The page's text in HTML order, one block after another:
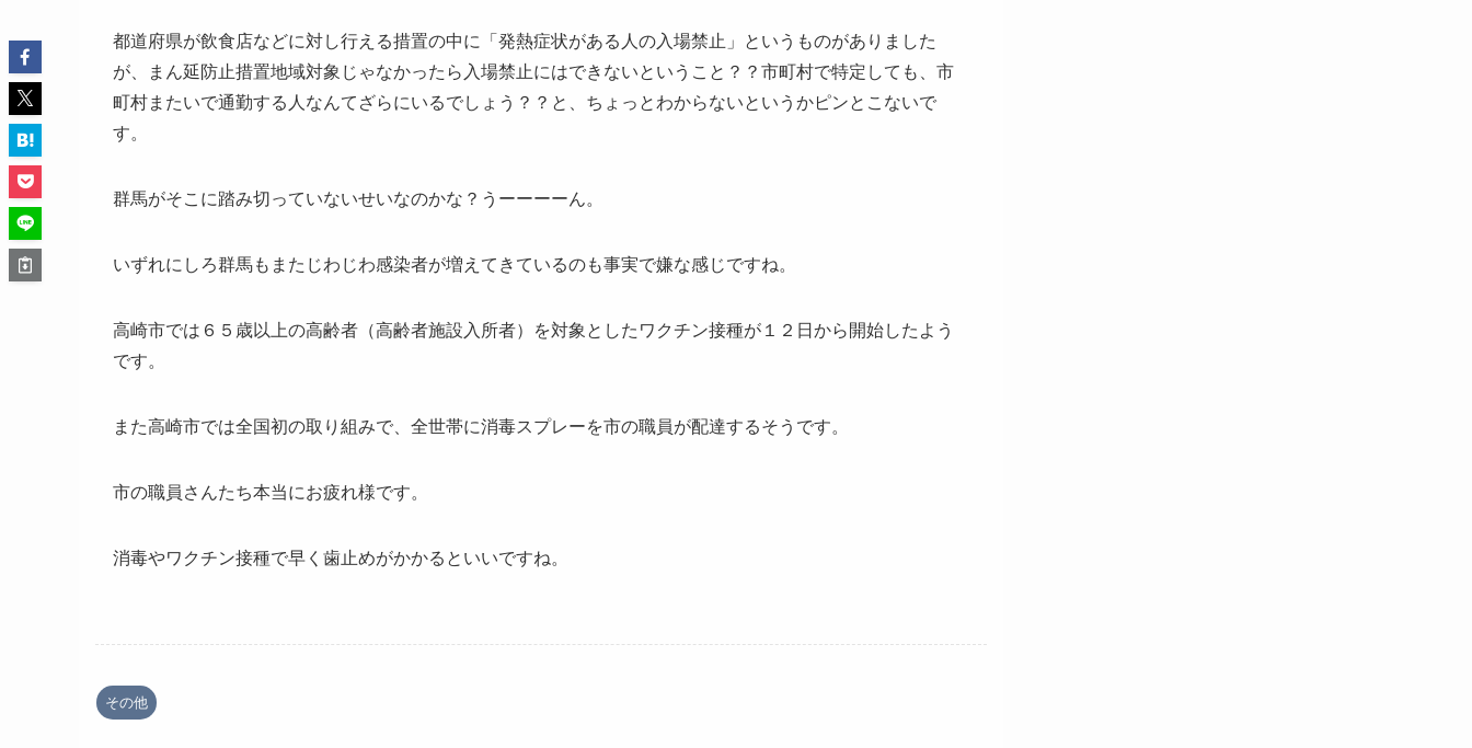
都道府県が飲食店などに対し行える措置の中に「発熱症状がある人の入場禁止」というものがありました
が、まん延防止措置地域対象じゃなかったら入場禁止にはできないということ？？市町村で特定しても、市
町村またいで通勤する人なんてざらにいるでしょう？？と、ちょっとわからないというかピンとこないで
す。
群馬がそこに踏み切っていないせいなのかな？うーーーーん。
いずれにしろ群馬もまたじわじわ感染者が増えてきているのも事実で嫌な感じですね。
高崎市では６５歳以上の高齢者（高齢者施設入所者）を対象としたワクチン接種が１２日から開始したよう
です。
また高崎市では全国初の取り組みで、全世帯に消毒スプレーを市の職員が配達するそうです。
市の職員さんたち本当にお疲れ様です。
消毒やワクチン接種で早く歯止めがかかるといいですね。
その他